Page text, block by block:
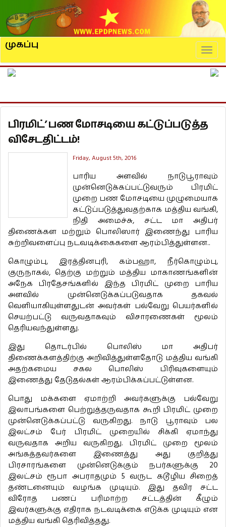
முகப்பு
பிரமிட்’ பண மோசடியை கட்டுப்படுத்த
விசேடதிட்டம்!
Friday, August 5th, 2016
பாரிய அளவில் நாடுபூராவும்
முன்னெடுக்கப்பட்டுவரும் பிரமிட்
முறை பண மோசடியை முழுமையாக
கட்டுப்படுத்துவதற்காக மத்திய வங்கி,
நிதி அமைச்சு, சட்ட மா அதிபர்
திணைக்கள மற்றும் பொலிஸார் இணைந்து பாரிய
சுற்றிவளைப்பு நடவடிக்கைகளை ஆரம்பித்துள்ளன..
கொழும்பு, இரத்தினபுரி, கம்பஹா, நீர்கொழும்பு,
குருநாகல், தெற்கு மற்றும் மத்திய மாகாணங்களின்
அநேக பிரதேசங்களில் இந்த பிரமிட் முறை பாரிய
அளவில் முன்னெடுக்கப்படுவதாக தகவல்
வெளியாகியுள்ளதுடன் அவர்கள் பல்வேறு பெயர்களில்
செயற்பட்டு வருவதாகவும் விசாரணைகள் மூலம்
தெரியவந்துள்ளது.
இது தொடர்பில் பொலிஸ் மா அதிபர்
திணைக்களத்திற்கு அறிவித்துள்ளதோடு மத்திய வங்கி
அதற்கமைய சகல பொலிஸ் பிரிவுகளையும்
இணைத்து தேடுதல்கள் ஆரம்பிக்கப்பட்டுள்ளன.
பொது மக்களை ஏமாற்றி அவர்களுக்கு பல்வேறு
இலாபங்களை பெற்றுத்தருவதாக கூறி பிரமிட் முறை
முன்னெடுக்கப்பட்டு வருகிறது. நாடு பூராவும் பல
இலட்சம் பேர் பிரமிட் முறையில் சிக்கி ஏமாந்து
வருவதாக அறிய வருகிறது. பிரமிட் முறை மூலம்
அங்கத்தவர்களை இணைத்து அது குறித்து
பிரசாரங்களை முன்னெடுக்கும் நபர்களுக்கு 20
இலட்சம் ரூபா அபராதமும் 5 வருட கடூழிய சிறைத்
தண்டனையும் வழங்க முடியும். இது தவிர சட்ட
விரோத பணப் பரிமாற்ற சட்டத்தின் கீழும்
இவர்களுக்கு எதிராக நடவடிக்கை எடுக்க முடியும் என
மத்திய வங்கி தெரிவித்தது.